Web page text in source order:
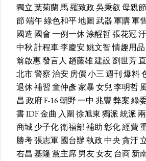
獨立葉菊蘭馬羅致政吳秉叡母親節
節端午綠色和平地圖武器軍購軍
國造 國會一例一休涂醒哲張花冠
中秋計程車李慶安姚文智情趣用品
翁啟惠發言人 趙藤雄建設劉世芳
北市警察治安房價小三週刊爆料
退休補習童仲彥家暴女兒李明哲
昌 政府F-16朝野一中 兆豐弊案綠
書IDF金曲 入圍徐旭東獨派統派
商城少子化衛福部補助彰化經費
勝考張志軍國台辦執政中央貪汙
右昌 基隆黨主席男友女友台商新